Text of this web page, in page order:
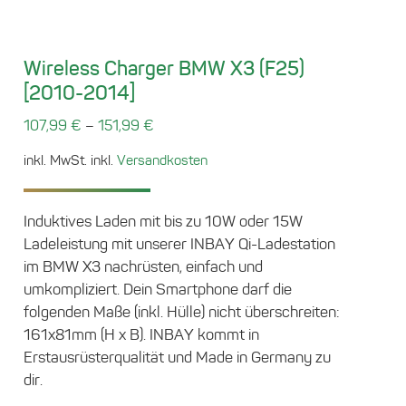
Wireless Charger BMW X3 (F25)
[2010-2014]
107,99 € – 151,99 €
inkl. MwSt. inkl. Versandkosten
Induktives Laden mit bis zu 10W oder 15W
Ladeleistung mit unserer INBAY Qi-Ladestation
im BMW X3 nachrüsten, einfach und
umkompliziert. Dein Smartphone darf die
folgenden Maße (inkl. Hülle) nicht überschreiten:
161x81mm (H x B). INBAY kommt in
Erstausrüsterqualität und Made in Germany zu
dir.